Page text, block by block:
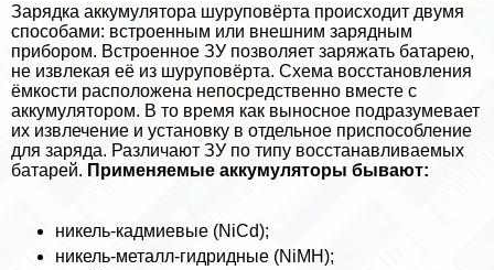
Зарядка аккумулятора шуруповёрта происходит двумя
способами: встроенным или внешним зарядным
прибором. Встроенное ЗУ позволяет заряжать батарею,
не извлекая её из шуруповёрта. Схема восстановления
ёмкости расположена непосредственно вместе с
аккумулятором. В то время как выносное подразумевает
их извлечение и установку в отдельное приспособление
для заряда. Различают ЗУ по типу восстанавливаемых
батарей. Применяемые аккумуляторы бывают:
никель-кадмиевые (NiCd);
никель-металл-гидридные (NiMH);